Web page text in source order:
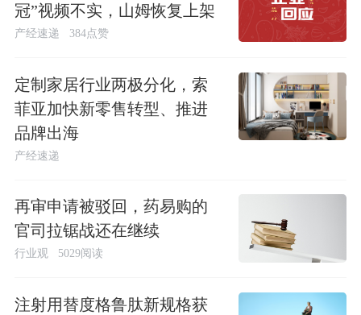
冠”视频不实，山姆恢复上架
产经速递 384点赞
定制家居行业两极分化，索
菲亚加快新零售转型、推进
品牌出海
产经速递
再审申请被驳回，药易购的
官司拉锯战还在继续
行业观 5029阅读
注射用替度格鲁肽新规格获